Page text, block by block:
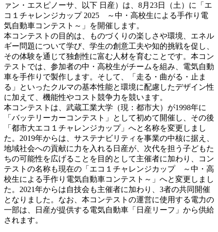
ァン・エスピノーサ、以下 日産）は、8月23日（土）に「エ
コ１チャレンジカップ 2025 ～中・高校生による手作り電
気自動車コンテスト～」を開催します。
本コンテストの目的は、ものづくりの楽しさや環境、エネル
ギー問題について学び、学生の創意工夫や知的挑戦を促し、
その体験を通じて独創性に富む人材を育むことです。本コン
テストでは、参加者の中・高校生がチームを組み、電気自動
車を手作りで製作します。そして、「走る・曲がる・止ま
る」といったクルマの基本性能と環境に配慮したデザイン性
に加えて、機能性やコスト競争力を競います。
本コンテストは、武蔵工業大学（現：都市大）が1998年に
「バッテリーカーコンテスト」として初めて開催し、その後
「都市大エコ１チャレンジカップ」へと名称を変更しまし
た。2019年からは、サステナビリティを事業の中核に据え、
地域社会への貢献に力を入れる日産が、次代を担う子どもた
ちの可能性を広げることを目的として主催者に加わり、コン
テストの名称も現在の「エコ１チャレンジカップ ～中・高
校生による手作り電気自動車コンテスト～」へと変更しまし
た。2021年からは自技会も主催者に加わり、3者の共同開催
となりました。なお、本コンテストの運営に使用する電力の
一部は、日産が提供する電気自動車「日産リーフ」から供給
されます。